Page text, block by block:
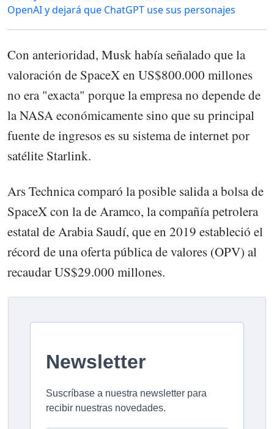
OpenAI y dejará que ChatGPT use sus personajes
Con anterioridad, Musk había señalado que la
valoración de SpaceX en US$800.000 millones
no era "exacta" porque la empresa no depende de
la NASA económicamente sino que su principal
fuente de ingresos es su sistema de internet por
satélite Starlink.
Ars Technica comparó la posible salida a bolsa de
SpaceX con la de Aramco, la compañía petrolera
estatal de Arabia Saudí, que en 2019 estableció el
récord de una oferta pública de valores (OPV) al
recaudar US$29.000 millones.